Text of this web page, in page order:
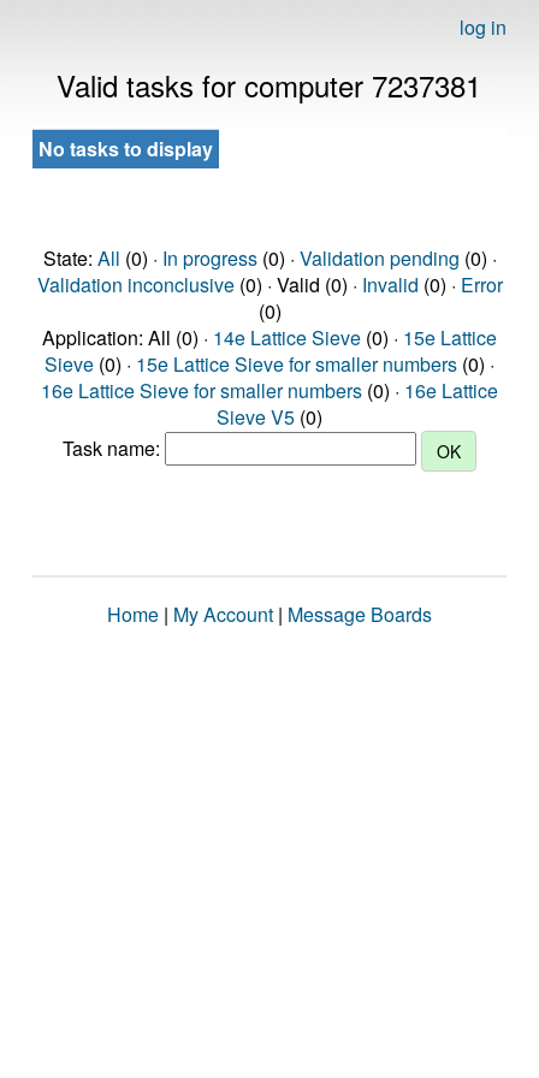
log in
Valid tasks for computer 7237381
No tasks to display
State: All (0) · In progress(0) · Validation pending (0) ·
Validation inconclusive(0) · Valid (0) · Invalid (0) · Error
(0)
Application: All (0) · 14e Lattice Sieve (0) · 15e Lattice
Sieve (0) · 15e Lattice Sieve for smaller numbers (0) ·
16e Lattice Sieve for smaller numbers (0) · 16e Lattice
Sieve V5 (0)
Task name:
Home | My Account | Message Boards